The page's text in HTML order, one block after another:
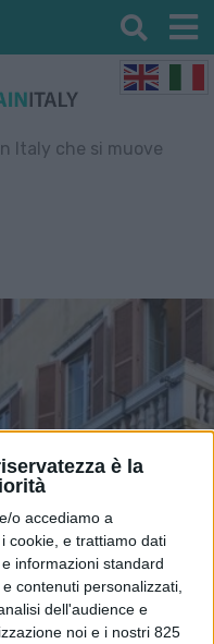
è la
o accediamo a
cookie, e trattiamo dati
informazioni standard
contenuti personalizzati,
dell'audience e
noi e i nostri 825
Italy che si muove